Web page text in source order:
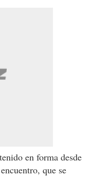
en forma desde
que se